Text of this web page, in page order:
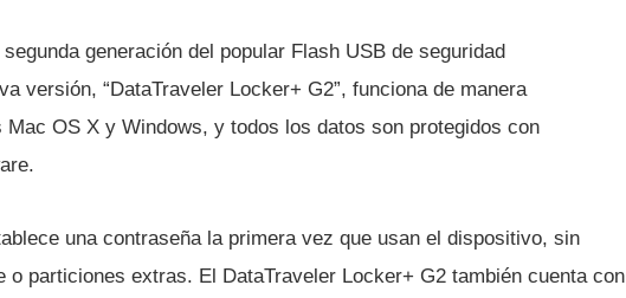
generación del popular Flash USB de seguridad
versión, “DataTraveler Locker+ G2”, funciona de manera
OS X y Windows, y todos los datos son protegidos con
una contraseña la primera vez que usan el dispositivo, sin
o particiones extras. El DataTraveler Locker+ G2 también cuenta con